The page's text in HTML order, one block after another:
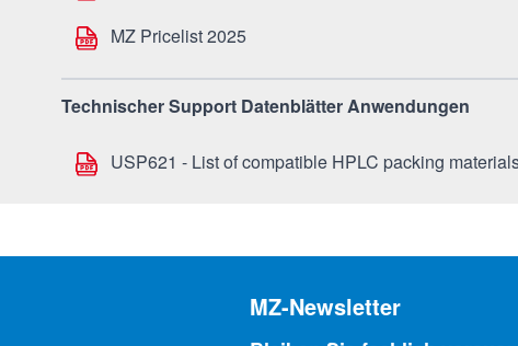
MZ Pricelist 2025
Technischer Support Datenblätter Anwendungen
USP621 - List of compatible HPLC packing
MZ-Newsletter